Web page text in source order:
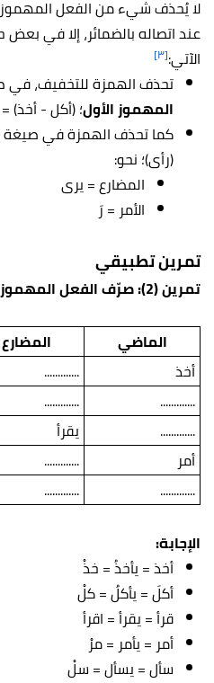
لا يُحذف شيء من الفعل المهموز؛
عند اتصاله بالضمائر، إلا في
الآتي:[٣]
تحذف الهمزة للتخفيف، في
المهموز الأول؛ (أكل - أخذ)
كما تحذف الهمزة في صيغة
(رأى)؛ نحو:
المضارع = يرى
الأمر = رَ
تمرين تطبيقي
تمرين (2): صرّف الفعل المهموز حسب ما يناسب الجدول:
الماضي
المضارع
أخذ
.............
.............
.............
.............
يقرأ
أمر
.............
.............
.............
الإجابة:
أخذ = يأخذُ = خذْ
أكلَ = يأكلُ = كلْ
قرأ = يقرأ = اقرأ
أمر = يأمر = مرْ
سأل = يسأل = سلْ